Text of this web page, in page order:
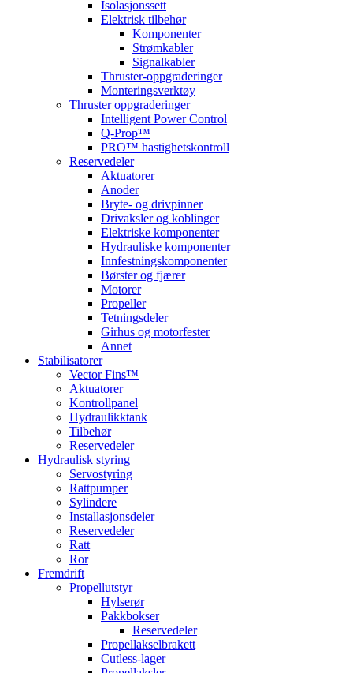
Isolasjonssett
Elektrisk tilbehør
Komponenter
Strømkabler
Signalkabler
Thruster-oppgraderinger
Monteringsverktøy
Thruster oppgraderinger
Intelligent Power Control
Q-Prop™
PRO™ hastighetskontroll
Reservedeler
Aktuatorer
Anoder
Bryte- og drivpinner
Drivaksler og koblinger
Elektriske komponenter
Hydrauliske komponenter
Innfestningskomponenter
Børster og fjærer
Motorer
Propeller
Tetningsdeler
Girhus og motorfester
Annet
Stabilisatorer
Vector Fins™
Aktuatorer
Kontrollpanel
Hydraulikktank
Tilbehør
Reservedeler
Hydraulisk styring
Servostyring
Rattpumper
Sylindere
Installasjonsdeler
Reservedeler
Ratt
Ror
Fremdrift
Propellutstyr
Hylserør
Pakkbokser
Reservedeler
Propellakselbrakett
Cutless-lager